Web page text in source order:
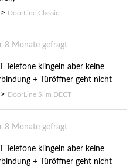
> DoorLine Classic
Telefone klingeln aber keine
+ Türöffner geht nicht
8 Monate gefragt
> DoorLine Slim DECT
Telefone klingeln aber keine
+ Türöffner geht nicht
8 Monate gefragt